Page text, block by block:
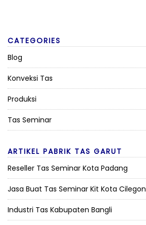
CATEGORIES
Blog
Konveksi Tas
Produksi
Tas Seminar
ARTIKEL PABRIK TAS GARUT
Reseller Tas Seminar Kota Padang
Jasa Buat Tas Seminar Kit Kota Cilegon
Industri Tas Kabupaten Bangli